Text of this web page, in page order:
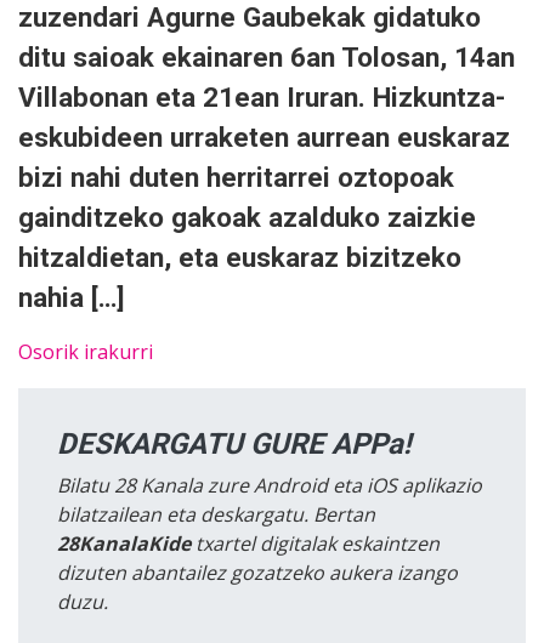
zuzendari Agurne Gaubekak gidatuko
ditu saioak ekainaren 6an Tolosan, 14an
Villabonan eta 21ean Iruran. Hizkuntza-
eskubideen urraketen aurrean euskaraz
bizi nahi duten herritarrei oztopoak
gainditzeko gakoak azalduko zaizkie
hitzaldietan, eta euskaraz bizitzeko
nahia […]
Osorik irakurri
DESKARGATU GURE APPa!
Bilatu 28 Kanala zure Android eta iOS aplikazio
bilatzailean eta deskargatu. Bertan
28KanalaKidetxartel digitalak eskaintzen
dizuten abantailez gozatzeko aukera izango
duzu.